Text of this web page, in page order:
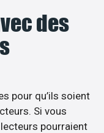
des
pour qu’ils soient
Si vous
pourraient